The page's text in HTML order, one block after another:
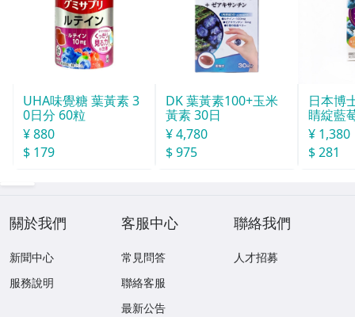
UHA味覺糖 葉黃素 3
0日分 60粒
¥ 880
$ 179
DK 葉黃素100+玉米
黃素 30日
¥ 4,780
$ 975
日本博
睛綻藍
¥ 1,380
$ 281
關於我們
新聞中心
服務說明
客服中心
常見問答
聯絡客服
最新公告
聯絡我們
人才招募